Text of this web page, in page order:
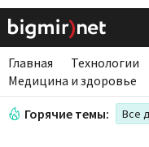
Главная Технологии
Медицина и здоровье
Горячие темы: Все